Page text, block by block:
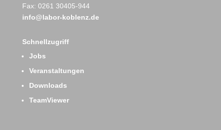
Fax: 0261 30405-944
info@labor-koblenz.de
Schnellzugriff
Jobs
Veranstaltungen
Downloads
TeamViewer